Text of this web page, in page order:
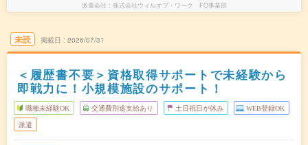
派遣会社 株式会社ウィルオブ・ワーク FO事業部
未読 掲載日 2026/07/31
＜履歴書不要＞資格取得サポートで未経験から
即戦力に！小規模施設のサポート！
職種未経験OK 交通費別途支給あり 土日祝日が休み WEB登録OK
派遣